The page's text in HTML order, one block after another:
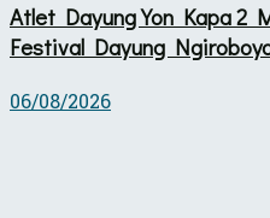
Atlet Dayung Yon Kapa 2
Festival Dayung
06/08/2026